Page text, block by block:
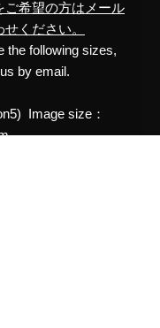
ご希望の方はメール
ください。
the following sizes,
by email.
Image size：